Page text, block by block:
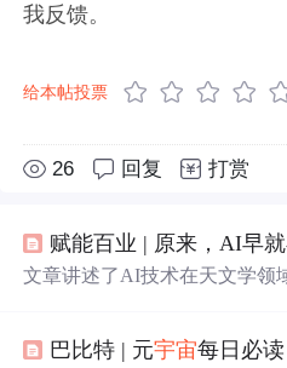
我反馈。
给本帖投票
26 回复 打赏
赋能百业 | 原来，AI早
文章讲述了AI技术在天文学领
AI不仅扩展了人类的视野，还
巴比特 | 元宇宙每日必读：研发成本节约60%，产